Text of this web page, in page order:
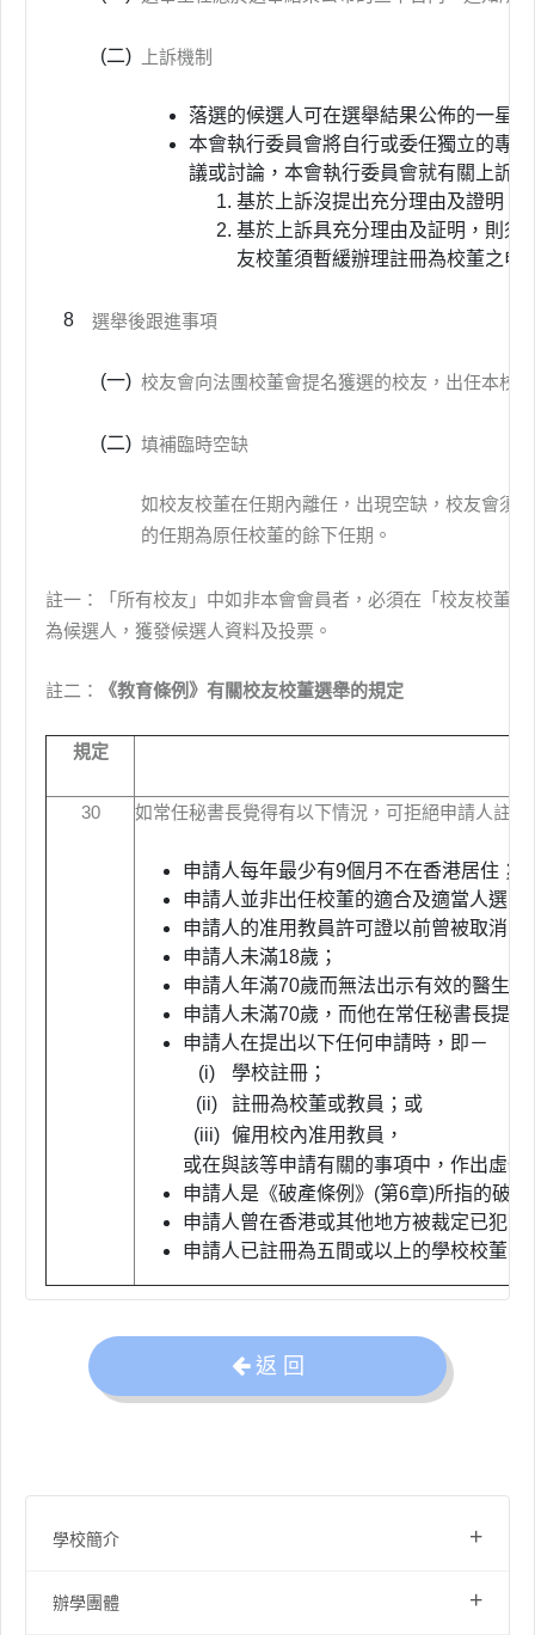
學校簡介 +
辦學團體 +
(二) 上訴機制
落選的候選人可在選舉結果公佈的一星
本會執行委員會將自行或委任獨立的專
議或討論，本會執行委員會就有關上訴
基於上訴沒提出充分理由及證明，
基於上訴具充分理由及証明，則須
友校董須暫緩辦理註冊為校董之申
8 選舉後跟進事項
(一) 校友會向法團校董會提名獲選的校友，出任本校
(二) 填補臨時空缺
如校友校董在任期內離任，出現空缺，校友會須
的任期為原任校董的餘下任期。
註一：「所有校友」中如非本會會員者，必須在「校友校董
為候選人，獲發候選人資料及投票。
註二： 《教育條例》有關校友校董選舉的規定
規定
30 如常任秘書長覺得有以下情況，可拒絕申請人註
申請人每年最少有9個月不在香港居住；
申請人並非出任校董的適合及適當人選；
申請人的准用教員許可證以前曾被取消；
申請人未滿18歲；
申請人年滿70歲而無法出示有效的醫生
申請人未滿70歲，而他在常任秘書長提
申請人在提出以下任何申請時，即－
(i)
學校註冊；
(ii)
註冊為校董或教員；或
(iii) 僱用校內准用教員，
或在與該等申請有關的事項中，作出虛
申請人是《破產條例》(第6章)所指的破
申請人曾在香港或其他地方被裁定已犯
申請人已註冊為五間或以上的學校校董。
返 回